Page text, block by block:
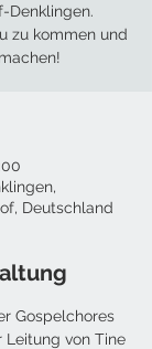
Denklingen.
zu kommen und
Deutschland
Gospelchores
Leitung von Tine